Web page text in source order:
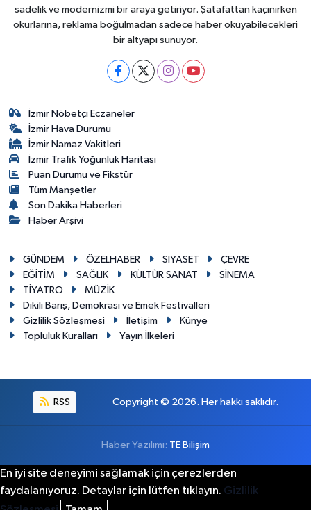
sadelik ve modernizmi bir araya getiriyor. Şatafattan kaçınırken
okurlarına, reklama boğulmadan sadece haber okuyabilecekleri
bir altyapı sunuyor.
İzmir Nöbetçi Eczaneler
İzmir Hava Durumu
İzmir Namaz Vakitleri
İzmir Trafik Yoğunluk Haritası
Puan Durumu ve Fikstür
Tüm Manşetler
Son Dakika Haberleri
Haber Arşivi
GÜNDEM ÖZELHABER SİYASET
ÇEVRE
EĞİTİM
SAĞLIK KÜLTÜR SANAT
SİNEMA
TİYATRO
MÜZİK
Dikili Barış, Demokrasi ve Emek Festivalleri
Gizlilik Sözleşmesi
İletişim
Künye
Topluluk Kuralları
Yayın İlkeleri
RSS Copyright © 2026. Her hakkı saklıdır.
Haber Yazılımı: TE Bilişim
En iyi site deneyimi sağlamak için çerezlerden
faydalanıyoruz. Detaylar için lütfen tıklayın. Gizlilik